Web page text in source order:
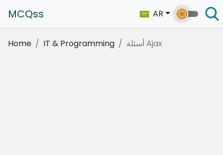
MCQss AR
Home IT & Programming أسئلة Ajax